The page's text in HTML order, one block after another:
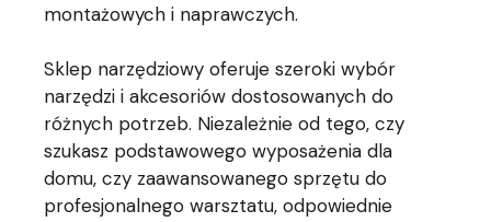
montażowych i naprawczych.
Sklep narzędziowy oferuje szeroki wybór
narzędzi i akcesoriów dostosowanych do
różnych potrzeb. Niezależnie od tego, czy
szukasz podstawowego wyposażenia dla
domu, czy zaawansowanego sprzętu do
profesjonalnego warsztatu, odpowiednie